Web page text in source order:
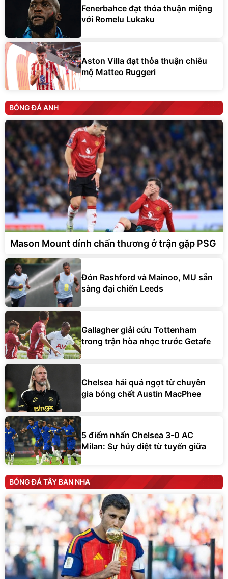
Fenerbahce đạt thỏa thuận miệng
với Romelu Lukaku
Aston Villa đạt thỏa thuận chiêu
mộ Matteo Ruggeri
BÓNG ĐÁ ANH
Mason Mount dính chấn thương ở trận gặp PSG
Đón Rashford và Mainoo, MU sẵn
sàng đại chiến Leeds
Gallagher giải cứu Tottenham
trong trận hòa nhọc trước Getafe
Chelsea hái quả ngọt từ chuyên
gia bóng chết Austin MacPhee
5 điểm nhấn Chelsea 3-0 AC
Milan: Sự hủy diệt từ tuyến giữa
BÓNG ĐÁ TÂY BAN NHA